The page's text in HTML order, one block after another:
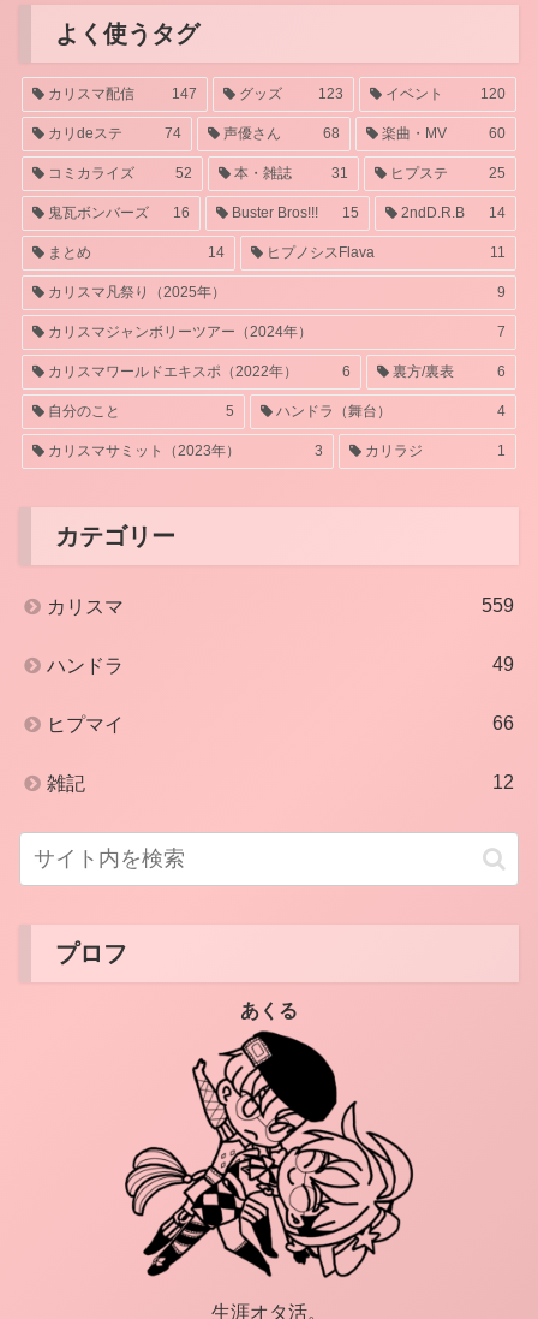
よく使うタグ
カリスマ配信 147 グッズ 123 イベント 120
カリdeステ 74 声優さん 68 楽曲・MV 60
コミカライズ 52 本・雑誌 31 ヒプステ 25
鬼瓦ボンバーズ 16 Buster Bros!!! 15 2ndD.R.B 14
まとめ 14 ヒプノシスFlava 11
カリスマ凡祭り（2025年） 9
カリスマジャンボリーツアー（2024年） 7
カリスマワールドエキスポ（2022年） 6 裏方/裏表 6
自分のこと 5 ハンドラ（舞台） 4
カリスマサミット（2023年） 3 カリラジ 1
カテゴリー
カリスマ 559
ハンドラ 49
ヒプマイ 66
雑記 12
プロフ
あくる
生涯オタ活。